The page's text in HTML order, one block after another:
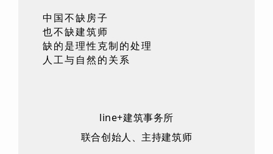
中国不缺房子
也不缺建筑师
缺的是理性克制的处理
人工与自然的关系
line+建筑事务所
联合创始人、 主持建筑师